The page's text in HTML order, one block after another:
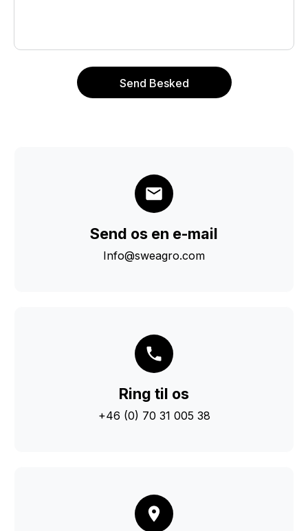
Send Besked
Send os en e-mail
Info@sweagro.com
Ring til os
+46 (0) 70 31 005 38